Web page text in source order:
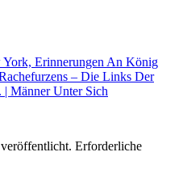
York, Erinnerungen An König
– Die Links Der
Männer Unter Sich
Erforderliche